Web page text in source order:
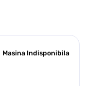
Masina Indisponibila